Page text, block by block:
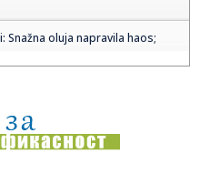
Snažna oluja napravila haos;
na inauguraciju Trampovog